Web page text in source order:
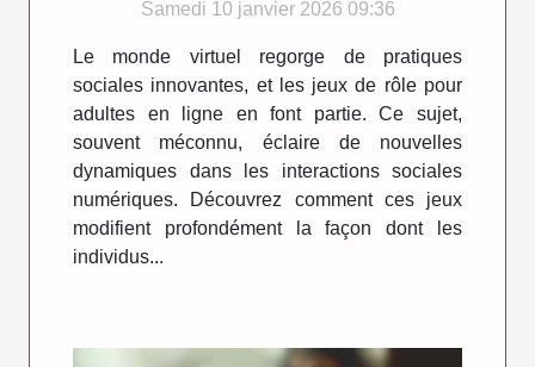
ligne ?Samedi 10 janvier 2026 09:36
Le monde virtuel regorge de pratiques
sociales innovantes, et les jeux de rôle pour
adultes en ligne en font partie. Ce sujet,
souvent méconnu, éclaire de nouvelles
dynamiques dans les interactions sociales
numériques. Découvrez comment ces jeux
modifient profondément la façon dont les
individus...